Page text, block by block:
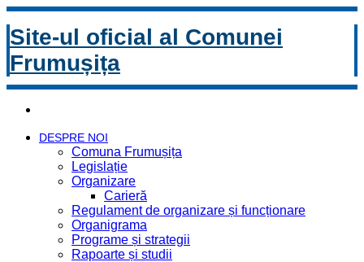
Site-ul oficial al Comunei
Frumușița
DESPRE NOI
Comuna Frumușița
Legislație
Organizare
Carieră
Regulament de organizare și funcționare
Organigrama
Programe și strategii
Rapoarte și studii